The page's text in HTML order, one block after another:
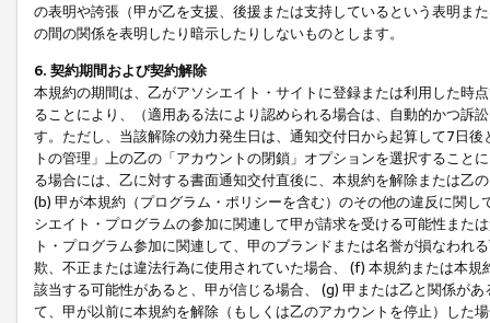
の表明や誇張（甲が乙を支援、後援または支持しているという表明ま
の間の関係を表明したり暗示したりしないものとします。
6. 契約期間および契約解除
本規約の期間は、乙がアソシエイト・サイトに登録または利用した時
ることにより、（適用ある法により認められる場合は、自動的かつ訴
す。ただし、当該解除の効力発生日は、通知交付日から起算して7日
トの管理」上の乙の「アカウントの閉鎖」オプションを選択するこ
る場合には、乙に対する書面通知交付直後に、本規約を解除または乙
(b) 甲が本規約（プログラム・ポリシーを含む）のその他の違反に関
シエイト・プログラムの参加に関連して甲が請求を受ける可能性また
ト・プログラム参加に関連して、甲のブランドまたは名誉が損なわれ
欺、不正または違法行為に使用されていた場合、 (f) 本規約または本
該当する可能性があると、甲が信じる場合、 (g) 甲または乙と関係が
て、甲が以前に本規約を解除（もしくは乙のアカウントを停止）した